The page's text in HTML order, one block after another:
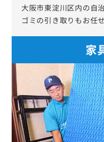
大阪市東淀川区内の自
ゴミの引き取りもお任
家